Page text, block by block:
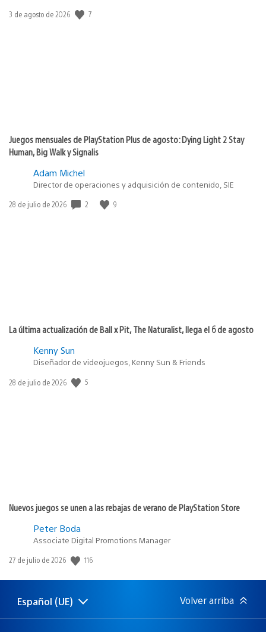
Fecha
3 de agosto de 2026 7
Juegos mensuales de PlayStation Plus de agosto: Dying Light 2 Stay
Human, Big Walk y Signalis
Adam Michel
Director de operaciones y adquisición de contenido, SIE
Fecha
28 de julio de 2026 2 9
La última actualización de Ball x Pit, The Naturalist, llega el 6 de agosto
Kenny Sun
Diseñador de videojuegos, Kenny Sun & Friends
Fecha
28 de julio de 2026 5
Nuevos juegos se unen a las rebajas de verano de PlayStation Store
Peter Boda
Associate Digital Promotions Manager
Fecha
publicación:
27 de julio de 2026 116
Selecciona
una
Región
actual:
Español (UE) Volver arriba